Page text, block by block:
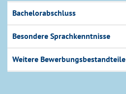
Bachelorabschluss
Besondere Sprachkenntnisse
Weitere Bewerbungsbestandteile